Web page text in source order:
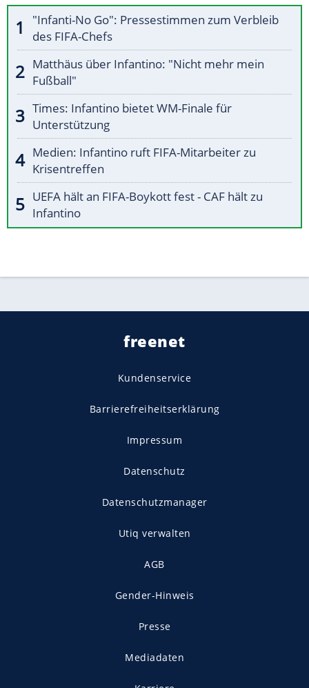
"Infanti-No Go": Pressestimmen zum Verbleib
des FIFA-Chefs
Matthäus über Infantino: "Nicht mehr mein
Fußball"
Times: Infantino bietet WM-Finale für
Unterstützung
Medien: Infantino ruft FIFA-Mitarbeiter zu
Krisentreffen
UEFA hält an FIFA-Boykott fest - CAF hält zu
Infantino
freenet
Kundenservice
Barrierefreiheitserklärung
Impressum
Datenschutz
Datenschutzmanager
Utiq verwalten
AGB
Gender-Hinweis
Presse
Mediadaten